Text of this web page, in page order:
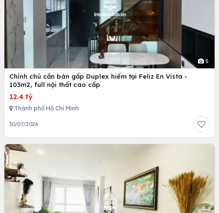
5
Chính chủ cần bán gấp Duplex hiếm tại Feliz En Vista -
103m2, full nội thất cao cấp
12.4 tỷ
Thành phố Hồ Chí Minh
30/07/2026